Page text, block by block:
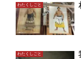
わたくしごと
わたくしごと